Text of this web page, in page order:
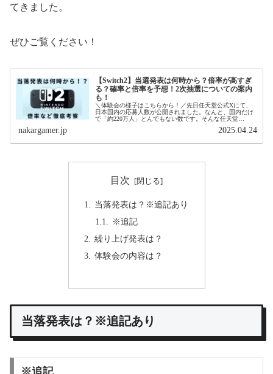
てきました。
ぜひご覧ください！
【Switch2】当選発表は何時から？倍率が高すぎ
る？確率と倍率を予想！2次抽選についての案内
も！
＼体験会の様子はこちらから！／先日任天堂公式Xにて、
日本国内の応募人数が公開されました。なんと、国内だけ
で「約220万人」とんでもない数です。そんな任天堂
Switch2ですが、本日当落発表日です。具体的な発表時間は
nakargamer.jp 2025.04.24
目次
当落発表は？※追記あり
※追記
繰り上げ発表は？
体験会の内容は？
当落発表は？※追記あり
※追記